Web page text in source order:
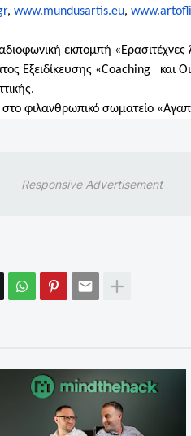
, www.mundusartis.eu,
εκπομπή
Εξειδίκευσης «Coaching και
στο φιλανθρωπικό σωματείο
Responsive Advertisement